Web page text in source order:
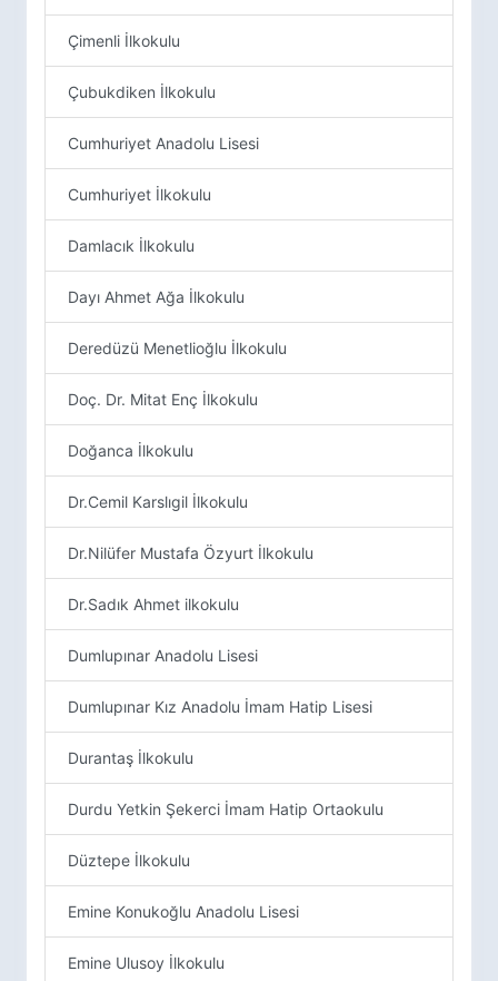
Çimenli İlkokulu
Çubukdiken İlkokulu
Cumhuriyet Anadolu Lisesi
Cumhuriyet İlkokulu
Damlacık İlkokulu
Dayı Ahmet Ağa İlkokulu
Deredüzü Menetlioğlu İlkokulu
Doç. Dr. Mitat Enç İlkokulu
Doğanca İlkokulu
Dr.Cemil Karslıgil İlkokulu
Dr.Nilüfer Mustafa Özyurt İlkokulu
Dr.Sadık Ahmet ilkokulu
Dumlupınar Anadolu Lisesi
Dumlupınar Kız Anadolu İmam Hatip Lisesi
Durantaş İlkokulu
Durdu Yetkin Şekerci İmam Hatip Ortaokulu
Düztepe İlkokulu
Emine Konukoğlu Anadolu Lisesi
Emine Ulusoy İlkokulu